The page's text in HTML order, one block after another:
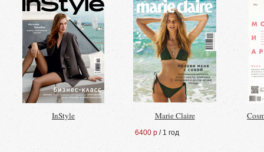
InStyle Marie Claire
6400 р / 1 год